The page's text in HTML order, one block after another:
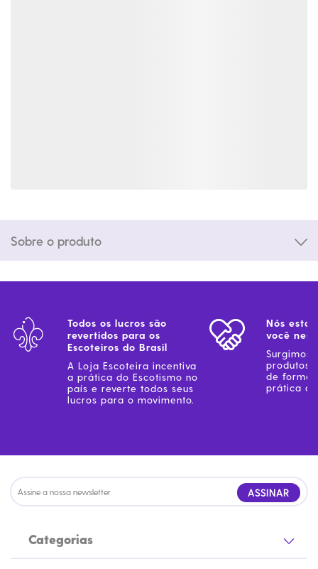
Sobre o produto
Todos os lucros são
revertidos para os
Escoteiros do Brasil
A Loja Escoteira incentiva
a prática do Escotismo no
país e reverte todos seus
lucros para o movimento.
Nós
você
Surgimos
produtos
de forma
prática
ASSINAR
Categorias